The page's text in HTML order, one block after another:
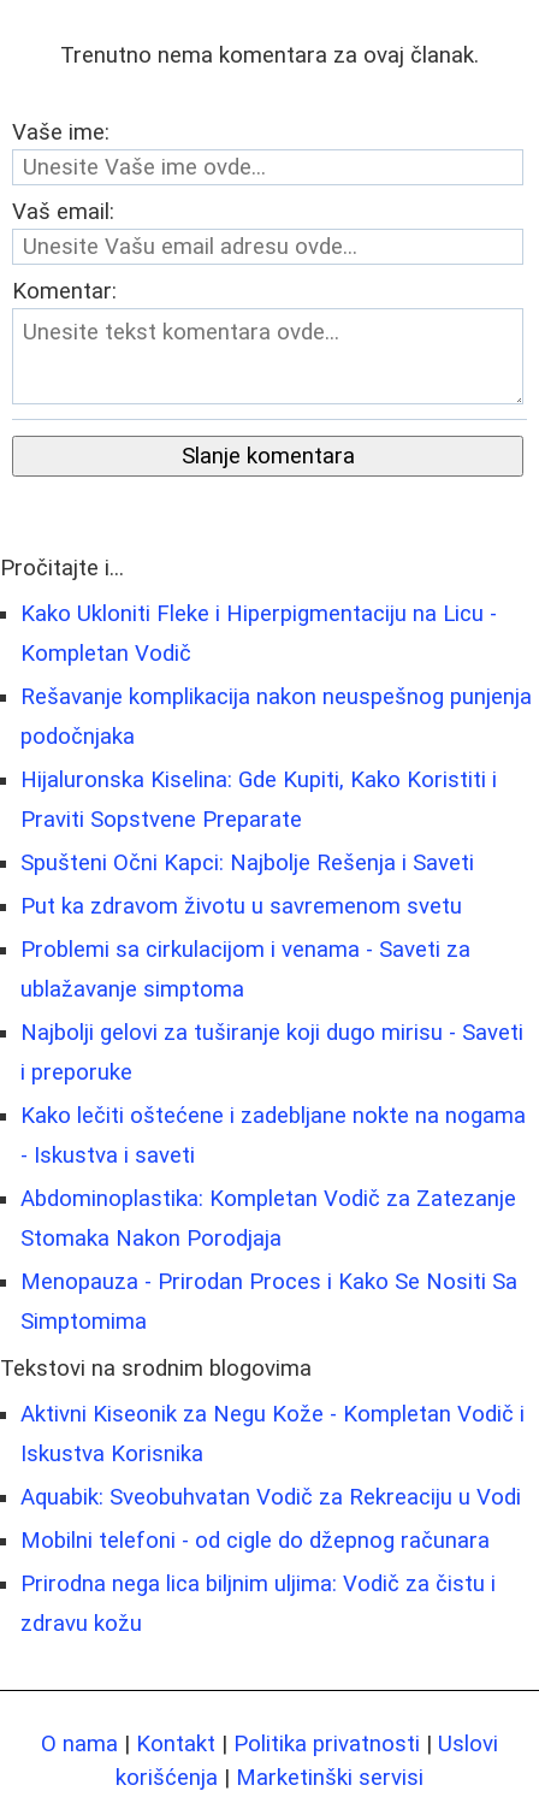
Trenutno nema komentara za ovaj članak.
Vaše ime:
Vaš email:
Komentar:
Slanje komentara
Pročitajte i...
Kako Ukloniti Fleke i Hiperpigmentaciju na Licu -
Kompletan Vodič
Rešavanje komplikacija nakon neuspešnog punjenja
podočnjaka
Hijaluronska Kiselina: Gde Kupiti, Kako Koristiti i
Praviti Sopstvene Preparate
Spušteni Očni Kapci: Najbolje Rešenja i Saveti
Put ka zdravom životu u savremenom svetu
Problemi sa cirkulacijom i venama - Saveti za
ublažavanje simptoma
Najbolji gelovi za tuširanje koji dugo mirisu - Saveti
i preporuke
Kako lečiti oštećene i zadebljane nokte na nogama
- Iskustva i saveti
Abdominoplastika: Kompletan Vodič za Zatezanje
Stomaka Nakon Porodjaja
Menopauza - Prirodan Proces i Kako Se Nositi Sa
Simptomima
Tekstovi na srodnim blogovima
Aktivni Kiseonik za Negu Kože - Kompletan Vodič i
Iskustva Korisnika
Aquabik: Sveobuhvatan Vodič za Rekreaciju u Vodi
Mobilni telefoni - od cigle do džepnog računara
Prirodna nega lica biljnim uljima: Vodič za čistu i
zdravu kožu
O nama | Kontakt | Politika privatnosti | Uslovi
korišćenja | Marketinški servisi